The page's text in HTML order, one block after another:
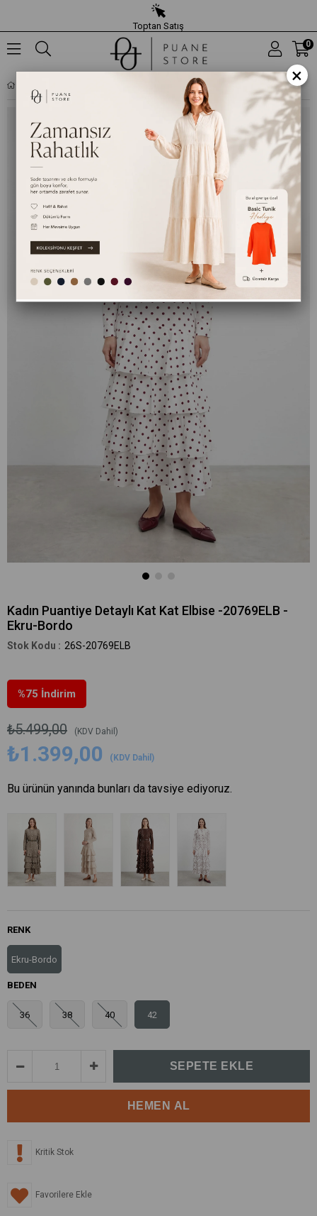
Toptan Satış
0
Kadın Puantiye Detaylı Kat Kat Elbise -20769ELB -
Ekru-Bordo
26S-20769ELB
%75 İndirim
₺5.499,00 (KDV Dahil)
₺1.399,00 (KDV Dahil)
Bu ürünün yanında bunları da tavsiye ediyoruz.
RENK
Ekru-Bordo
BEDEN
36 38 40 42
Kritik Stok
Favorilere Ekle
×